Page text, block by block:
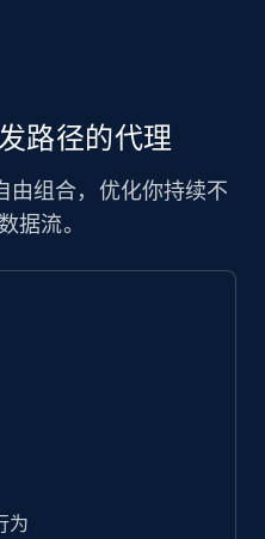
路径的代理
由组合，优化你持续不
据流。
为